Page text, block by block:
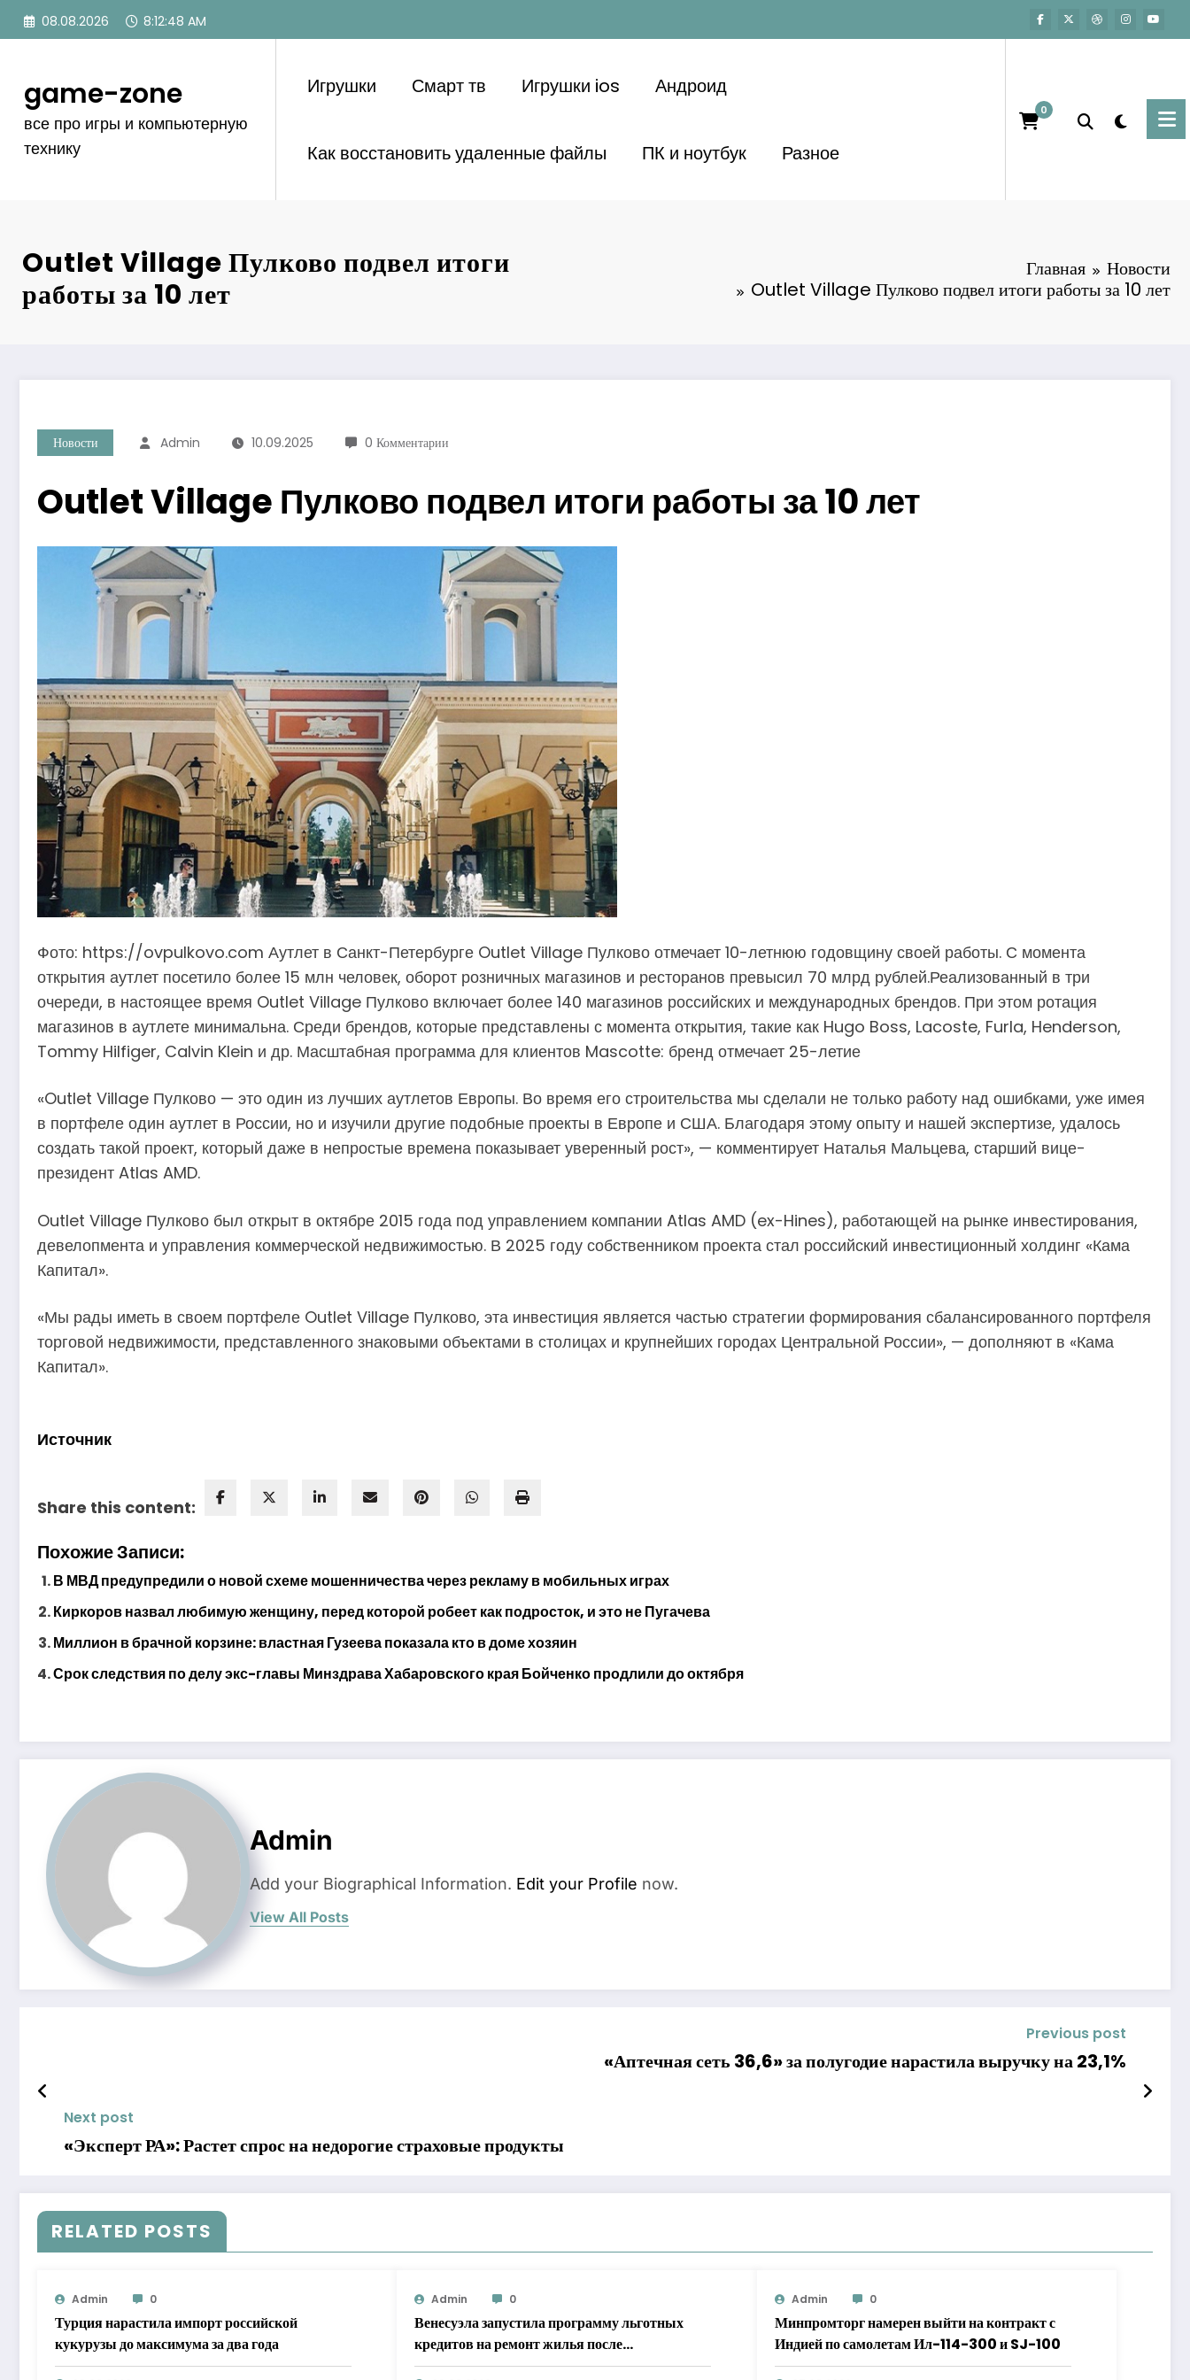
Перейти
08.08.2026 8:12:49 AM
game-zone
все про игры и компьютерную
технику
Игрушки Смарт тв Игрушки ios Андроид
Как восстановить удаленные файлы ПК и ноутбук Разное
0
Outlet Village Пулково подвел итоги
работы за 10 лет
Главная
Новости
Outlet Village Пулково подвел итоги работы за 10 лет
Новости Admin 10.09.2025 0 Комментарии
Outlet Village Пулково подвел итоги работы за 10 лет
Фото: https://ovpulkovo.com Аутлет в Санкт-Петербурге Outlet Village Пулково отмечает 10-летнюю годовщину своей работы. С момента
открытия аутлет посетило более 15 млн человек, оборот розничных магазинов и ресторанов превысил 70 млрд рублей.Реализованный в три
очереди, в настоящее время Outlet Village Пулково включает более 140 магазинов российских и международных брендов. При этом ротация
магазинов в аутлете минимальна. Среди брендов, которые представлены с момента открытия, такие как Hugo Boss, Lacoste, Furla, Henderson,
Tommy Hilfiger, Calvin Klein и др. Масштабная программа для клиентов Mascotte: бренд отмечает 25-летие
«Outlet Village Пулково — это один из лучших аутлетов Европы. Во время его строительства мы сделали не только работу над ошибками, уже имея
в портфеле один аутлет в России, но и изучили другие подобные проекты в Европе и США. Благодаря этому опыту и нашей экспертизе, удалось
создать такой проект, который даже в непростые времена показывает уверенный рост», — комментирует Наталья Мальцева, старший вице-
президент Atlas AMD.
Outlet Village Пулково был открыт в октябре 2015 года под управлением компании Atlas AMD (ex-Hines), работающей на рынке инвестирования,
девелопмента и управления коммерческой недвижимостью. В 2025 году собственником проекта стал российский инвестиционный холдинг «Кама
Капитал».
«Мы рады иметь в своем портфеле Outlet Village Пулково, эта инвестиция является частью стратегии формирования сбалансированного портфеля
торговой недвижимости, представленного знаковыми объектами в столицах и крупнейших городах Центральной России», — дополняют в «Кама
Капитал».
Источник
Share this content:
Похожие Записи:
В МВД предупредили о новой схеме мошенничества через рекламу в мобильных играх
Киркоров назвал любимую женщину, перед которой робеет как подросток, и это не Пугачева
Миллион в брачной корзине: властная Гузеева показала кто в доме хозяин
Срок следствия по делу экс-главы Минздрава Хабаровского края Бойченко продлили до октября
Admin
Add your Biographical Information. Edit your Profile now.
View All Posts
Previous post
«Аптечная сеть 36,6» за полугодие нарастила выручку на 23,1%
Next post
«Эксперт РА»: Растет спрос на недорогие страховые продукты
RELATED POSTS
Admin 0
Турция нарастила импорт российской
кукурузы до максимума за два года
Admin 0
Венесуэла запустила программу льготных
кредитов на ремонт жилья после
землетрясений
Admin 0
Минпромторг намерен выйти на контракт с
Индией по самолетам Ил-114-300 и SJ-100